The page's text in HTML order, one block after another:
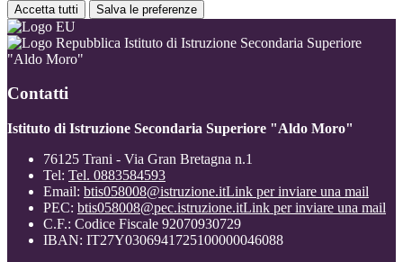
Accetta tutti Salva le preferenze
Istituto di Istruzione Secondaria Superiore
"Aldo Moro"
Contatti
Istituto di Istruzione Secondaria Superiore "Aldo Moro"
76125 Trani - Via Gran Bretagna n.1
Tel: Tel. 0883584593
Email: btis058008@istruzione.itLink per inviare una mail
PEC: btis058008@pec.istruzione.itLink per inviare una mail
C.F.: Codice Fiscale 92070930729
IBAN: IT27Y0306941725100000046088